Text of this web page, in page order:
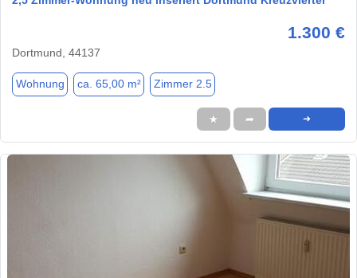
1.300 €
Dortmund, 44137
Wohnung ca. 65,00 m² Zimmer 2.5
★ ➦ ➜